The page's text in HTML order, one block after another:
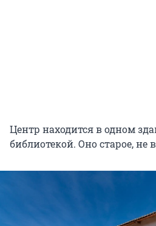
Центр находится в одном
библиотекой. Оно старое, не